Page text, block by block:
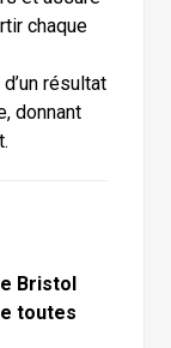
chaque
résultat
donnant
Bristol
toutes